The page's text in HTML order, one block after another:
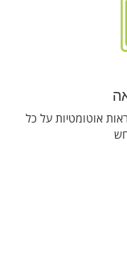
אוטומטיות על כל